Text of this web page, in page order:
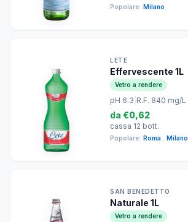
Popolare: Milano
LETE
Effervescente 1L
Vetro a rendere
pH 6.3 R.F. 840 mg/L
da €0,62
cassa 12 bott.
Popolare: Roma Milano
SAN BENEDETTO
Naturale 1L
Vetro a rendere